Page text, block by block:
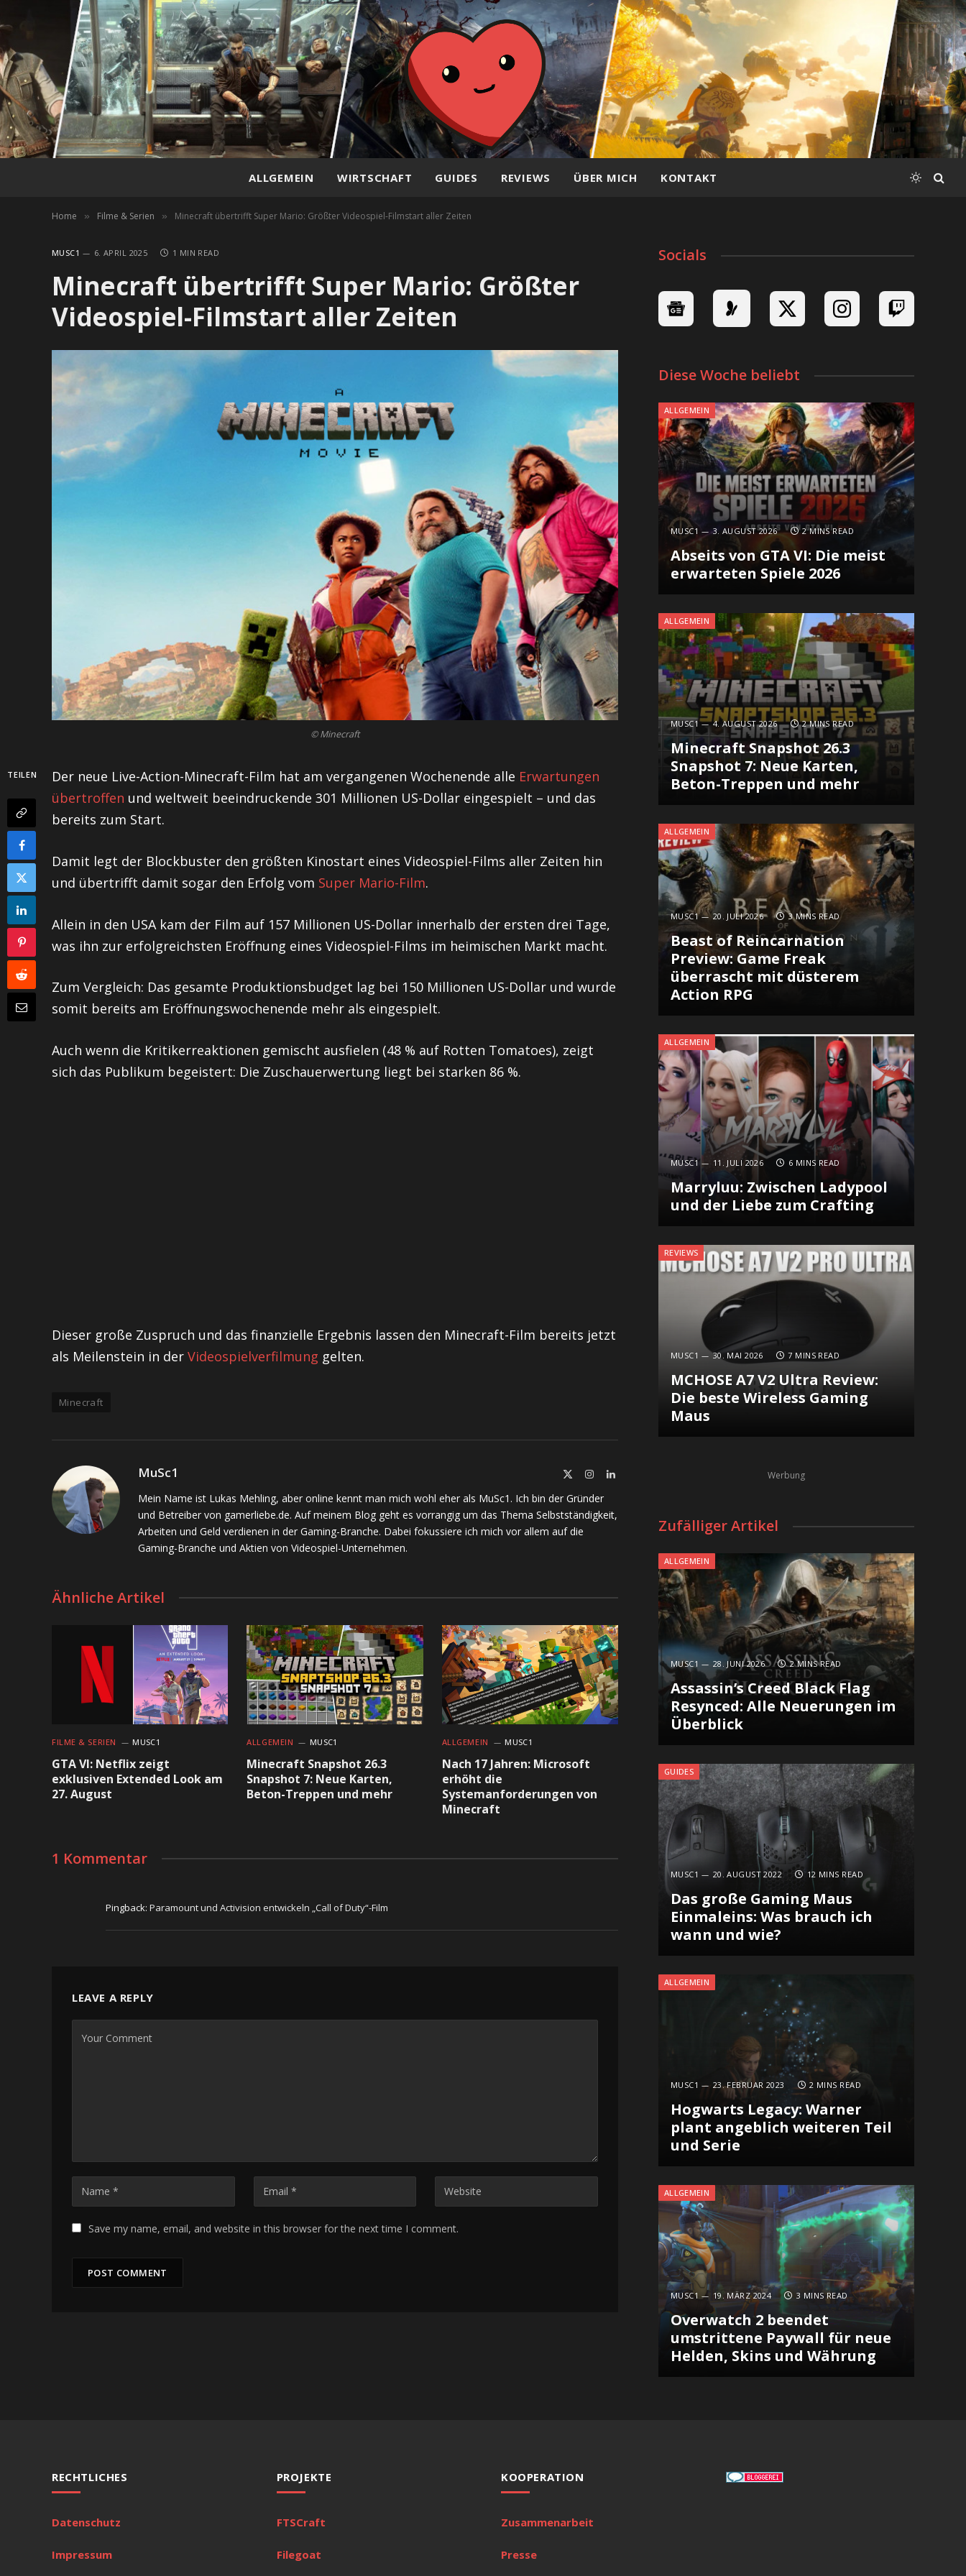
ALLGEMEIN WIRTSCHAFT GUIDES REVIEWS ÜBER MICH KONTAKT
Home » Filme & Serien » Minecraft übertrifft Super Mario: Größter Videospiel-Filmstart aller Zeiten
MUSC1 6. APRIL 2025 1 MIN READ
Minecraft übertrifft Super Mario: Größter
Videospiel-Filmstart aller Zeiten
© Minecraft
TEILEN Der neue Live-Action-Minecraft-Film hat am vergangenen Wochenende alle Erwartungen
übertroffen und weltweit beeindruckende 301 Millionen US-Dollar eingespielt – und das
bereits zum Start.
Damit legt der Blockbuster den größten Kinostart eines Videospiel-Films aller Zeiten hin
und übertrifft damit sogar den Erfolg vom Super Mario-Film.
Allein in den USA kam der Film auf 157 Millionen US-Dollar innerhalb der ersten drei Tage,
was ihn zur erfolgreichsten Eröffnung eines Videospiel-Films im heimischen Markt macht.
Zum Vergleich: Das gesamte Produktionsbudget lag bei 150 Millionen US-Dollar und wurde
somit bereits am Eröffnungswochenende mehr als eingespielt.
Auch wenn die Kritikerreaktionen gemischt ausfielen (48 % auf Rotten Tomatoes), zeigt
sich das Publikum begeistert: Die Zuschauerwertung liegt bei starken 86 %.
Dieser große Zuspruch und das finanzielle Ergebnis lassen den Minecraft-Film bereits jetzt
als Meilenstein in der Videospielverfilmung gelten.
Minecraft
MuSc1 InstagramLinkedIn
Mein Name ist Lukas Mehling, aber online kennt man mich wohl eher als MuSc1. Ich bin der Gründer
und Betreiber von gamerliebe.de. Auf meinem Blog geht es vorrangig um das Thema Selbstständigkeit,
Arbeiten und Geld verdienen in der Gaming-Branche. Dabei fokussiere ich mich vor allem auf die
Gaming-Branche und Aktien von Videospiel-Unternehmen.
Ähnliche Artikel
FILME & SERIEN MUSC1
GTA VI: Netflix zeigt
exklusiven Extended Look am
27. August
ALLGEMEIN MUSC1
Minecraft Snapshot 26.3
Snapshot 7: Neue Karten,
Beton-Treppen und mehr
ALLGEMEIN MUSC1
Nach 17 Jahren: Microsoft
erhöht die
Systemanforderungen von
Minecraft
1 Kommentar
Pingback: Paramount und Activision entwickeln „Call of Duty“-Film
LEAVE A REPLY
Save my name, email, and website in this browser for the next time I comment.
Socials
Diese Woche beliebt
ALLGEMEIN
MUSC1 3. AUGUST 2026 2 MINS READ
Abseits von GTA VI: Die meist
erwarteten Spiele 2026
ALLGEMEIN
MUSC1 4. AUGUST 2026 2 MINS READ
Minecraft Snapshot 26.3
Snapshot 7: Neue Karten,
Beton-Treppen und mehr
ALLGEMEIN
MUSC1 20. JULI 2026 3 MINS READ
Beast of Reincarnation
Preview: Game Freak
überrascht mit düsterem
Action RPG
ALLGEMEIN
MUSC1 11. JULI 2026 6 MINS READ
Marryluu: Zwischen Ladypool
und der Liebe zum Crafting
REVIEWS
MUSC1 30. MAI 2026 7 MINS READ
MCHOSE A7 V2 Ultra Review:
Die beste Wireless Gaming
Maus
Werbung
Zufälliger Artikel
ALLGEMEIN
MUSC1 28. JUNI 2026 2 MINS READ
Assassin’s Creed Black Flag
Resynced: Alle Neuerungen im
Überblick
GUIDES
MUSC1 20. AUGUST 2022 12 MINS READ
Das große Gaming Maus
Einmaleins: Was brauch ich
wann und wie?
ALLGEMEIN
MUSC1 23. FEBRUAR 2023 2 MINS READ
Hogwarts Legacy: Warner
plant angeblich weiteren Teil
und Serie
ALLGEMEIN
MUSC1 19. MÄRZ 2024 3 MINS READ
Overwatch 2 beendet
umstrittene Paywall für neue
Helden, Skins und Währung
RECHTLICHES
Datenschutz
Impressum
PROJEKTE
FTSCraft
Filegoat
KOOPERATION
Zusammenarbeit
Presse